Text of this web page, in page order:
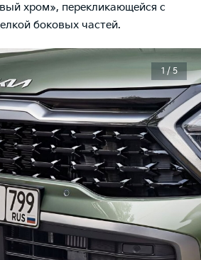
хром», перекликающейся с
боковых частей.
1 / 5